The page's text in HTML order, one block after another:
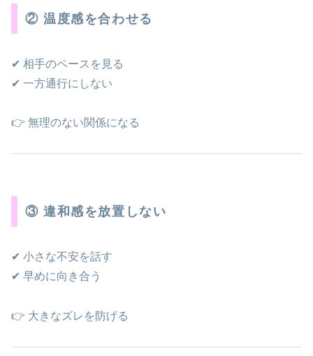
② 温度感を合わせる
✔ 相手のペースを見る
✔ 一方通行にしない
👉 無理のない関係になる
③ 違和感を放置しない
✔ 小さな不安を話す
✔ 早めに向き合う
👉 大きなズレを防げる